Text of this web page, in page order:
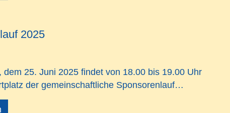
2025
dem 25. Juni 2025 findet von 18.00 bis 19.00 Uhr
der gemeinschaftliche Sponsorenlauf…